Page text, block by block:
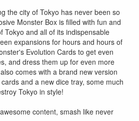
the city of Tokyo has never been so
Monster Box is filled with fun and
Tokyo and all of its indispensable
expansions for hours and hours of
Evolution Cards to get even
and dress them up for even more
comes with a brand new version
and a new dice tray, some much
Tokyo in style!
content, smash like never